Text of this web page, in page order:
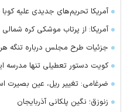
آمریکا تحریم‌های جدیدی علیه کوبا
آمریکا: از پرتاب موشکی کره
جزئیات طرح مجلس درباره تنگه
کویت دستور تعطیلی تنها مدرسه
ضرغامی: تغییر ریل، عین
زنوزق؛ نگین پلکانی آذربایجان